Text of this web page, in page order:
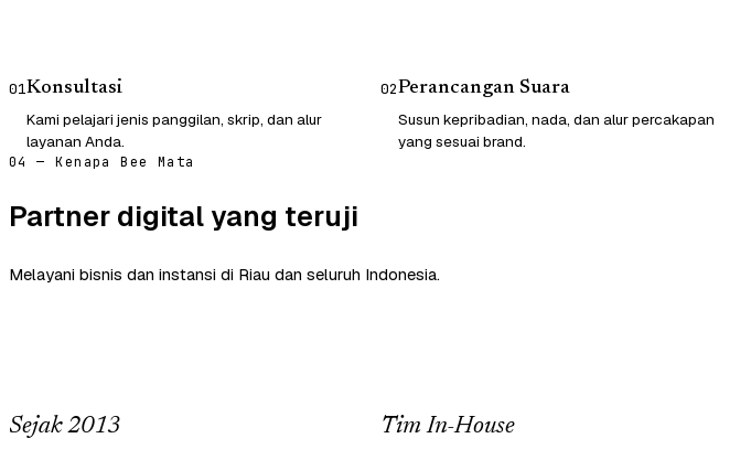
01Konsultasi
Kami pelajari jenis panggilan, skrip, dan alur
layanan Anda.
02Perancangan Suara
Susun kepribadian, nada, dan alur percakapan
yang sesuai brand.
04 — Kenapa Bee Mata
Partner digital yang teruji
Melayani bisnis dan instansi di Riau dan seluruh Indonesia.
Sejak 2013 Tim In-House